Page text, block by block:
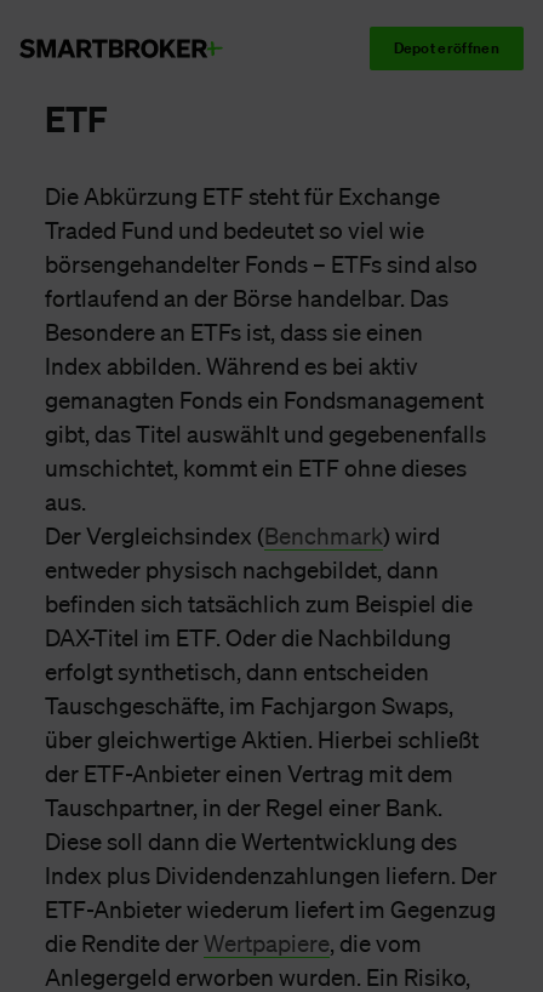
Depot eröffnen
ETF
Die Abkürzung ETF steht für Exchange
Traded Fund und bedeutet so viel wie
börsengehandelter Fonds – ETFs sind also
fortlaufend an der Börse handelbar. Das
Besondere an ETFs ist, dass sie einen
Index abbilden. Während es bei aktiv
gemanagten Fonds ein Fondsmanagement
gibt, das Titel auswählt und gegebenenfalls
umschichtet, kommt ein ETF ohne dieses
aus.
Der Vergleichsindex (Benchmark) wird
entweder physisch nachgebildet, dann
befinden sich tatsächlich zum Beispiel die
DAX-Titel im ETF. Oder die Nachbildung
erfolgt synthetisch, dann entscheiden
Tauschgeschäfte, im Fachjargon Swaps,
über gleichwertige Aktien. Hierbei schließt
der ETF-Anbieter einen Vertrag mit dem
Tauschpartner, in der Regel einer Bank.
Diese soll dann die Wertentwicklung des
Index plus Dividendenzahlungen liefern. Der
ETF-Anbieter wiederum liefert im Gegenzug
die Rendite derWertpapiere, die vom
Anlegergeld erworben wurden. Ein Risiko,